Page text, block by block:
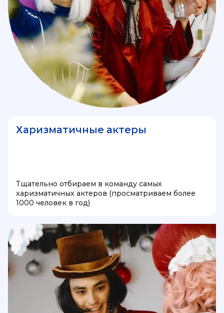
Харизматичные актеры
Тщательно отбираем в команду самых
харизматичных актеров (просматриваем более
1000 человек в год)